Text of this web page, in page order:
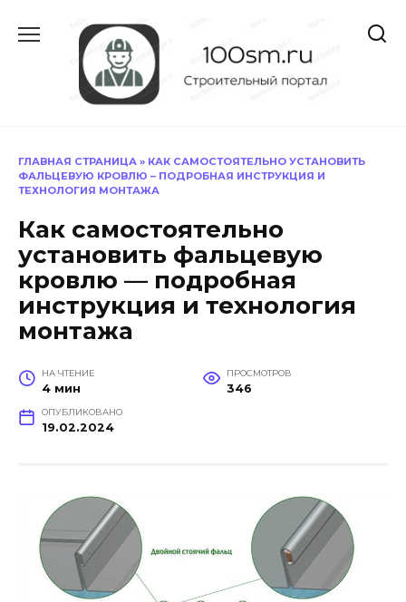
содержанию
ГЛАВНАЯ СТРАНИЦА » КАК САМОСТОЯТЕЛЬНО УСТАНОВИТЬ
ФАЛЬЦЕВУЮ КРОВЛЮ – ПОДРОБНАЯ ИНСТРУКЦИЯ И
ТЕХНОЛОГИЯ МОНТАЖА
Как самостоятельно
установить фальцевую
кровлю — подробная
инструкция и технология
монтажа
НА ЧТЕНИЕ
4 мин
ПРОСМОТРОВ
346
ОПУБЛИКОВАНО
19.02.2024